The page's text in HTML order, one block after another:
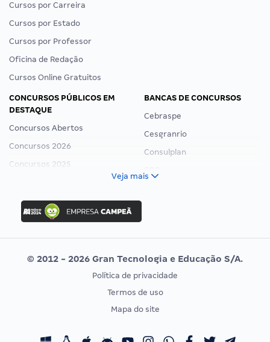
Cursos por Carreira
Cursos por Estado
Cursos por Professor
Oficina de Redação
Cursos Online Gratuitos
CONCURSOS PÚBLICOS EM
DESTAQUE
Concursos Abertos
Concursos 2026
Concursos 2025
Concurso Ibama
Concurso MPU
Editais publicados
BANCAS DE CONCURSOS
Cebraspe
Cesgranrio
Consulplan
Vunesp
CONCURSOS POR PROFISSÃO
Concursos Fiscais
EXAME DE ORDEM
Calendário OAB
Veja mais
© 2012 - 2026 Gran Tecnologia e Educação S/A.
Política de privacidade
Termos de uso
Mapa do site